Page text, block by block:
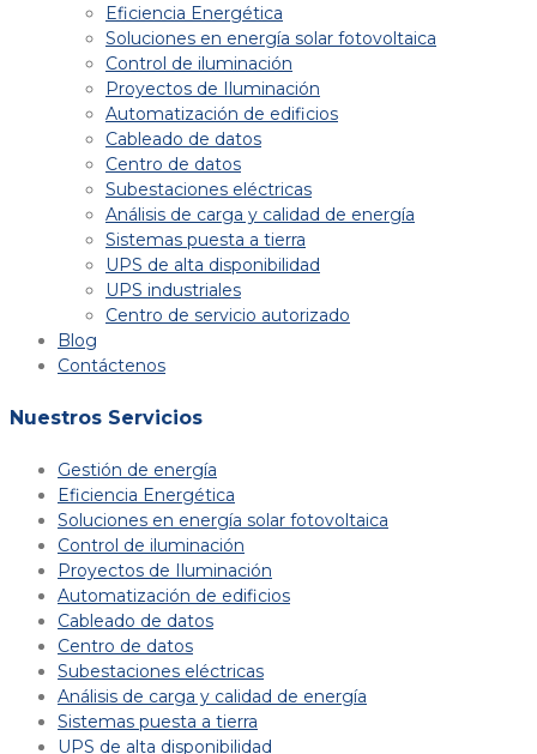
Eficiencia Energética
Soluciones en energía solar fotovoltaica
Control de iluminación
Proyectos de Iluminación
Automatización de edificios
Cableado de datos
Centro de datos
Subestaciones eléctricas
Análisis de carga y calidad de energía
Sistemas puesta a tierra
UPS de alta disponibilidad
UPS industriales
Centro de servicio autorizado
Blog
Contáctenos
Nuestros Servicios
Gestión de energía
Eficiencia Energética
Soluciones en energía solar fotovoltaica
Control de iluminación
Proyectos de Iluminación
Automatización de edificios
Cableado de datos
Centro de datos
Subestaciones eléctricas
Análisis de carga y calidad de energía
Sistemas puesta a tierra
UPS de alta disponibilidad